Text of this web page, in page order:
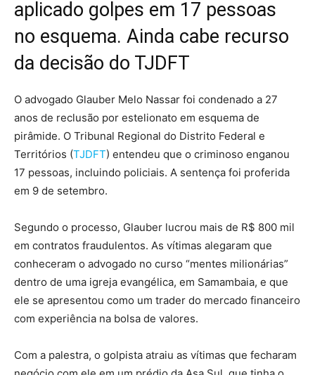
aplicado golpes em 17 pessoas
no esquema. Ainda cabe recurso
da decisão do TJDFT
O advogado Glauber Melo Nassar foi condenado a 27
anos de reclusão por estelionato em esquema de
pirâmide. O Tribunal Regional do Distrito Federal e
Territórios (TJDFT) entendeu que o criminoso enganou
17 pessoas, incluindo policiais. A sentença foi proferida
em 9 de setembro.
Segundo o processo, Glauber lucrou mais de R$ 800 mil
em contratos fraudulentos. As vítimas alegaram que
conheceram o advogado no curso “mentes milionárias”
dentro de uma igreja evangélica, em Samambaia, e que
ele se apresentou como um trader do mercado financeiro
com experiência na bolsa de valores.
Com a palestra, o golpista atraiu as vítimas que fecharam